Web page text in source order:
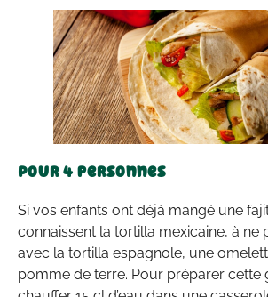
Pour 4 personnes
Si vos enfants ont déjà mangé une
connaissent la tortilla mexicaine, à ne
avec la tortilla espagnole, une
pomme de terre. Pour préparer cette